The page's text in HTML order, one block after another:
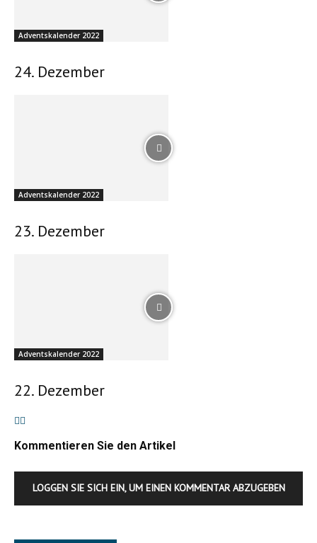
Adventskalender 2022
24. Dezember
Adventskalender 2022
23. Dezember
Adventskalender 2022
22. Dezember
Kommentieren Sie den Artikel
LOGGEN SIE SICH EIN, UM EINEN KOMMENTAR ABZUGEBEN